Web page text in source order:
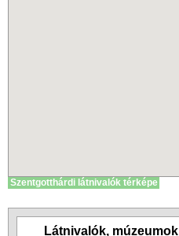
Szentgotthárdi látnivalók térképe
Látnivalók, múzeumok